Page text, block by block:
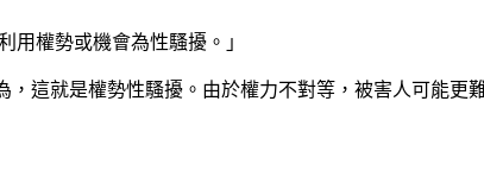
用權勢或機會為性騷擾。」
這就是權勢性騷擾。由於權力不對等，被害人可能更